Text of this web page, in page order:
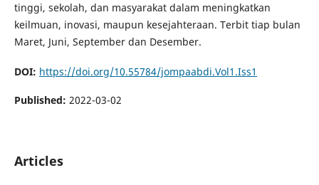
tinggi, sekolah, dan masyarakat dalam meningkatkan
keilmuan, inovasi, maupun kesejahteraan. Terbit tiap bulan
Maret, Juni, September dan Desember.
DOI: https://doi.org/10.55784/jompaabdi.Vol1.Iss1
Published: 2022-03-02
Articles